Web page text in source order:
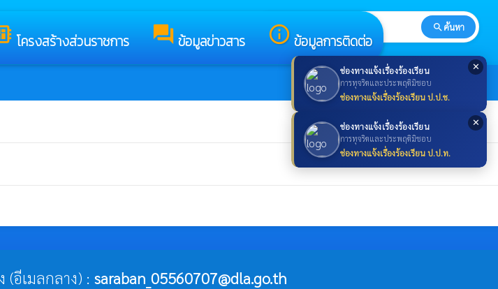
✕
ช่องทางแจ้งเรื่องร้องเรียน
การทุจริตและประพฤติมิชอบ
ช่องทางแจ้งเรื่องร้องเรียน ป.ป.ช.
✕
ช่องทางแจ้งเรื่องร้องเรียน
การทุจริตและประพฤติมิชอบ
ช่องทางแจ้งเรื่องร้องเรียน ป.ป.ท.
โครงสร้างส่วนราชการ forum ข้อมูลข่าวสาร info_outline ข้อมูลการติดต่อ
search search ค้นหา
อีเมลกลาง) : saraban_05560707@dla.go.th